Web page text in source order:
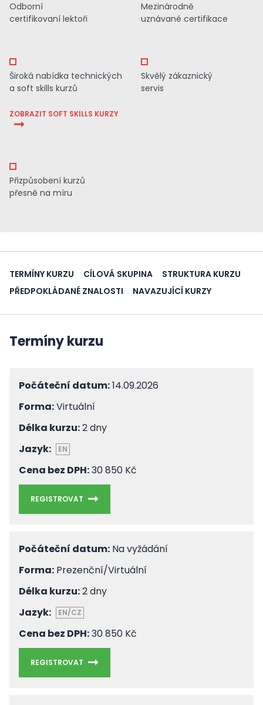
Odborní
certifikovaní lektoři
Mezinárodně
uznávané certifikace
Široká nabídka technických
a soft skills kurzů
ZOBRAZIT SOFT SKILLS KURZY
Skvělý zákaznický
servis
Přizpůsobení kurzů
přesně na míru
TERMÍNY KURZU CÍLOVÁ SKUPINA
STRUKTURA KURZU
PŘEDPOKLÁDANÉ ZNALOSTI
NAVAZUJÍCÍ KURZY
Termíny kurzu
Počáteční datum:14.09.2026
Forma:Virtuální
Délka kurzu:2 dny
Jazyk:
EN
Cena bez DPH:30 850 Kč
REGISTROVAT
Počáteční datum: Na vyžádání
Forma: Prezenční/Virtuální
Délka kurzu:2 dny
Jazyk:
EN/CZ
Cena bez DPH:30 850 Kč
REGISTROVAT